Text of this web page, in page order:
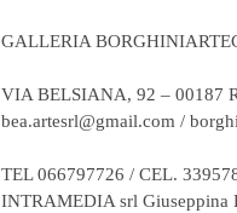
GALLERIA
VIA BELSIANA, 92 – 00187
bea.artesrl@gmail.com /
TEL 066797726 / CEL.
INTRAMEDIA srl Giuseppina